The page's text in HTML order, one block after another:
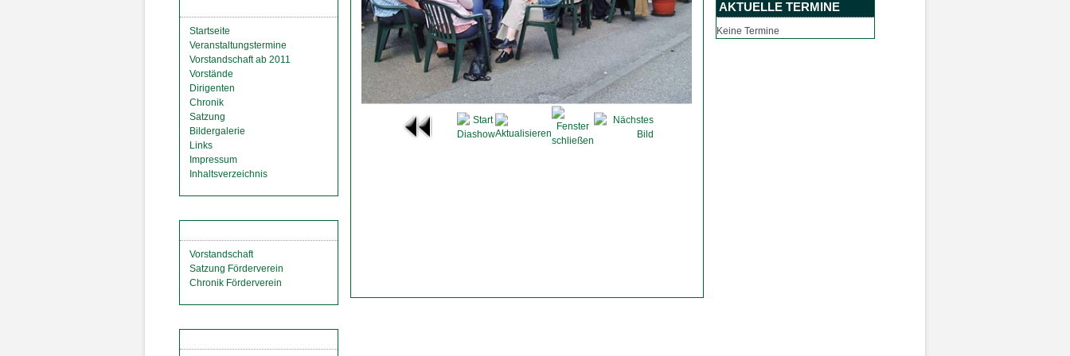
Startseite
Veranstaltungstermine
Vorstandschaft ab 2011
Vorstände
Dirigenten
Chronik
Satzung
Bildergalerie
Links
Impressum
Inhaltsverzeichnis
Vorstandschaft
Satzung Förderverein
Chronik Förderverein
AKTUELLE TERMINE
Keine Termine